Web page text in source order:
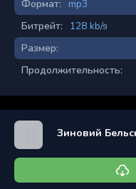
Формат:
mp3
Битрейт:
128 kb/s
Размер:
Продолжительность:
Зиновий